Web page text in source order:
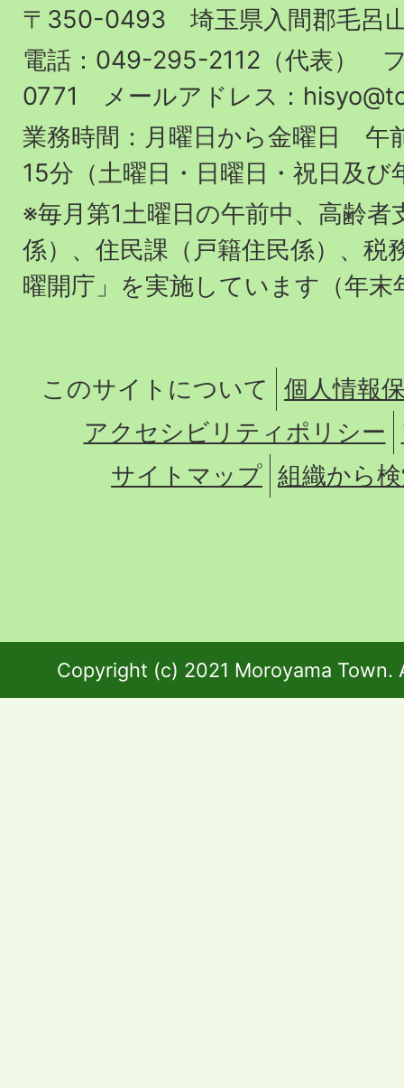
町
役
場
〒350-0493 埼玉県入間郡毛呂
電話：049-295-2112（代表）
0771 メールアドレス：
業務時間：月曜日から金曜日 午
15分（土曜日・日曜日・祝日及び
※毎月第1土曜日の午前中、高齢者
係）、住民課（戸籍住民係）、税
曜開庁」を実施しています（年末
このサイトについて
個人情報
アクセシビリティポリシー
サイトマップ 組織から
Copyright (c) 2021 Moroyama Town.